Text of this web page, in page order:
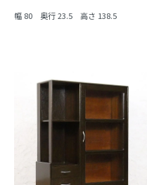
幅 80 奥行 23.5 高さ 138.5